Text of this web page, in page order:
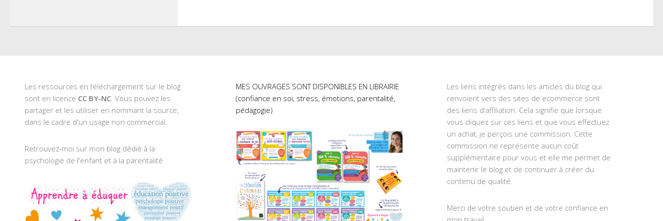
Les ressources en téléchargement sur le blog
sont en licence CC BY-NC . Vous pouvez les
partager et les utiliser en nommant la source,
dans le cadre d'un usage non commercial.
Retrouvez-moi sur mon blog dédié à la
psychologie de l'enfant et à la parentalité
MES OUVRAGES SONT DISPONIBLES EN LIBRAIRIE
(confiance en soi, stress, émotions, parentalité,
pédagogie)
Les liens intégrés dans les articles du blog qui
renvoient vers des sites de ecommerce sont
des liens d'affiliation. Cela signifie que lorsque
vous cliquez sur ces liens et que vous effectuez
un achat, je perçois une commission. Cette
commission ne représente aucun coût
supplémentaire pour vous et elle me permet de
maintenir le blog et de continuer à créer du
contenu de qualité.
Merci de votre soutien et de votre confiance en